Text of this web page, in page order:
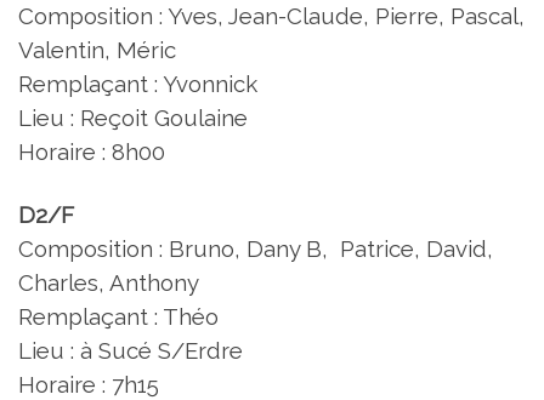
Composition : Yves, Jean-Claude, Pierre, Pascal,
Valentin, Méric
Remplaçant : Yvonnick
Lieu : Reçoit Goulaine
Horaire : 8h00
D2/F
Composition : Bruno, Dany B, Patrice, David,
Charles, Anthony
Remplaçant : Théo
Lieu : à Sucé S/Erdre
Horaire : 7h15